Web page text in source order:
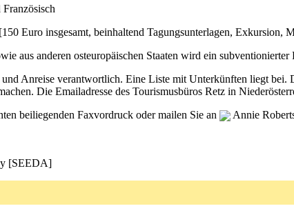
Euro insgesamt, beinhaltend Tagungsunterlagen, Exkursion,
aus anderen osteuropäischen Staaten wird ein
Anreise verantwortlich. Eine Liste mit Unterkünften liegt bei.
Die Emailadresse des Tourismusbüros Retz in
beiliegenden Faxvordruck oder mailen Sie an
Annie
[SEEDA]